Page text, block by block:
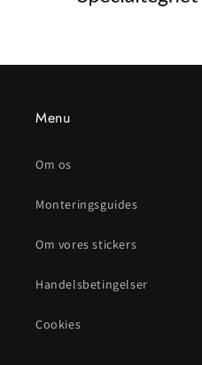
Menu
Om os
Monteringsguides
Om vores stickers
Handelsbetingelser
Cookies